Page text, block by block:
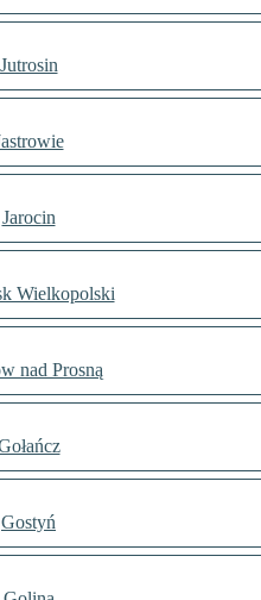
Jutrosin
Jarocin
Wielkopolski
nad Prosną
Gostyń